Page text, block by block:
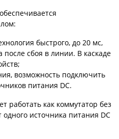
быстрого, до 20 мс,
после сбоя в линии. В каскаде
возможность подключить
питания DС.
работать как коммутатор без
источника питания DC